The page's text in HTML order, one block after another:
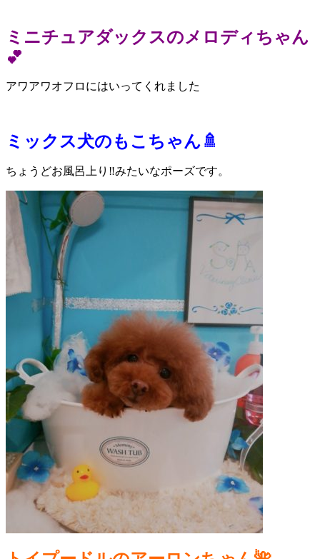
ミニチュアダックスのメロディちゃん
💕
アワアワオフロにはいってくれました
ミックス犬のもこちゃん🚿
ちょうどお風呂上り‼みたいなポーズです。